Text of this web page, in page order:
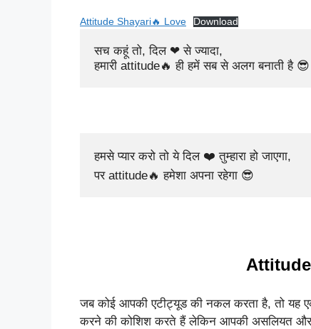
Attitude Shayari🔥 Love Download
सच कहूं तो, दिल ❤ से ज्यादा,
हमारी attitude🔥 ही हमें सब से अलग बनाती है 😎
हमसे प्यार करो तो ये दिल ❤️ तुम्हारा हो जाएगा,
पर attitude🔥 हमेशा अपना रहेगा 😎
जब कोई आपकी एटीट्यूड की नकल करता है, तो यह
करने की कोशिश करते हैं लेकिन आपकी असलियत